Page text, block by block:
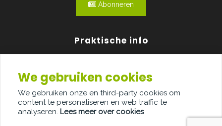
Abonneren
Praktische info
Over ons
Adverteren
We gebruiken cookies
We gebruiken onze en third-party cookies om
content te personaliseren en web traffic te
analyseren. Lees meer over cookies